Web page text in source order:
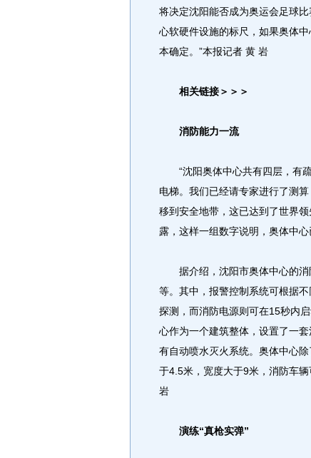
将决定沈阳能否成为奥运会足球
心软硬件设施的标尺，如果奥体
本确定。”本报记者 黄 岩
相关链接＞＞＞
消防能力一流
“沈阳奥体中心共有四层，有疏
电梯。我们已经请专家进行了测
移到安全地带，这已达到了世界
露，这样一组数字说明，奥体中
据介绍，沈阳市奥体中心的消
等。其中，报警控制系统可根据
探测，而消防电源则可在15秒内
心作为一个建筑整体，设置了一
有自动喷水灭火系统。奥体中心
于4.5米，宽度大于9米，消防车
岩
演练“真枪实弹”